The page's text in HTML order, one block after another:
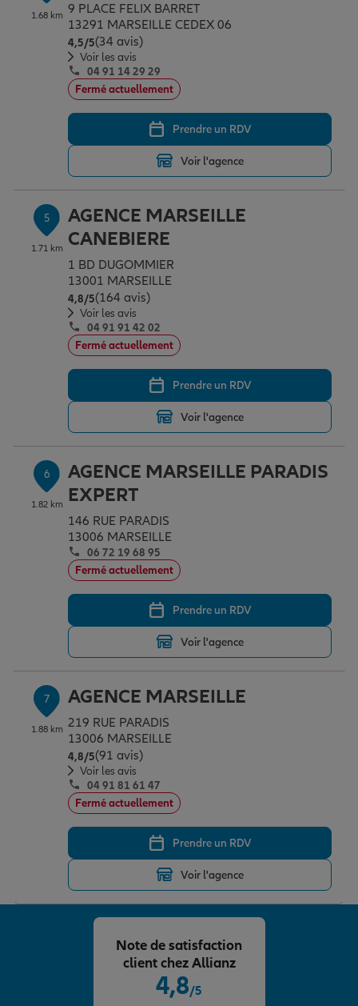
1.68 km 9 PLACE FELIX BARRET
13291 MARSEILLE CEDEX 06
4,5/5Note de 4.5 sur 5
(34 avis)
Voir les avis
04 91 14 29 29
Fermé actuellement
Prendre un RDV
Voir l'agence
5
1.71 km
AGENCE MARSEILLE
CANEBIERE
1 BD DUGOMMIER
13001 MARSEILLE
4,8/5Note de 4.8 sur 5
(164 avis)
Voir les avis
04 91 91 42 02
Fermé actuellement
Prendre un RDV
Voir l'agence
6
1.82 km
AGENCE MARSEILLE PARADIS
EXPERT
146 RUE PARADIS
13006 MARSEILLE
06 72 19 68 95
Fermé actuellement
Prendre un RDV
Voir l'agence
7
1.88 km
AGENCE MARSEILLE
219 RUE PARADIS
13006 MARSEILLE
4,8/5Note de 4.8 sur 5
(91 avis)
Voir les avis
04 91 81 61 47
Fermé actuellement
Prendre un RDV
Voir l'agence
4,8/5
Note de satisfaction
client chez Allianz